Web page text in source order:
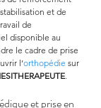
et de
de
disponible au
le cadre de prise
l’orthopédie sur
.
et prise en